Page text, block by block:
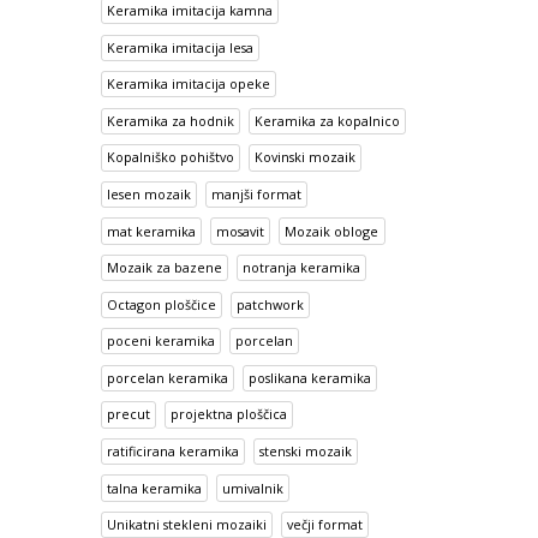
Keramika imitacija kamna
Keramika imitacija lesa
Keramika imitacija opeke
Keramika za hodnik Keramika za kopalnico
Kopalniško pohištvo Kovinski mozaik
lesen mozaik manjši format
mat keramika mosavit Mozaik obloge
Mozaik za bazene notranja keramika
Octagon ploščice patchwork
poceni keramika porcelan
porcelan keramika poslikana keramika
precut projektna ploščica
ratificirana keramika stenski mozaik
talna keramika umivalnik
Unikatni stekleni mozaiki večji format